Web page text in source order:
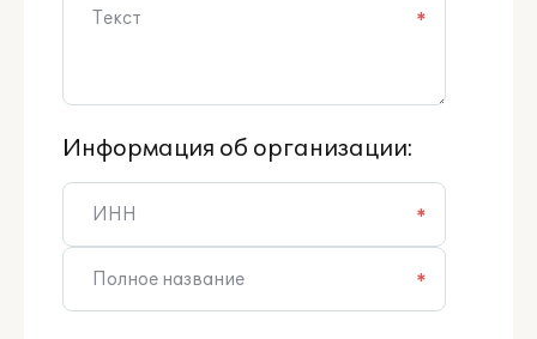
*
Информация об организации:
*
*